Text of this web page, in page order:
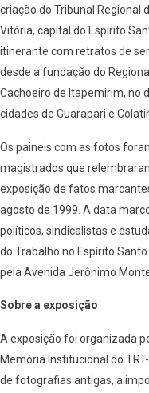
criação do Tribunal Regional
Vitória, capital do Espírito
itinerante com retratos de
desde a fundação do
Cachoeiro de Itapemirim, no
cidades de Guarapari e
Os paineis com as fotos
magistrados que
exposição de fatos
agosto de 1999. A data
políticos, sindicalistas e
do Trabalho no Espírito
pela Avenida Jerônimo
Sobre a exposição
A exposição foi organizada
Memória Institucional do
de fotografias antigas, a